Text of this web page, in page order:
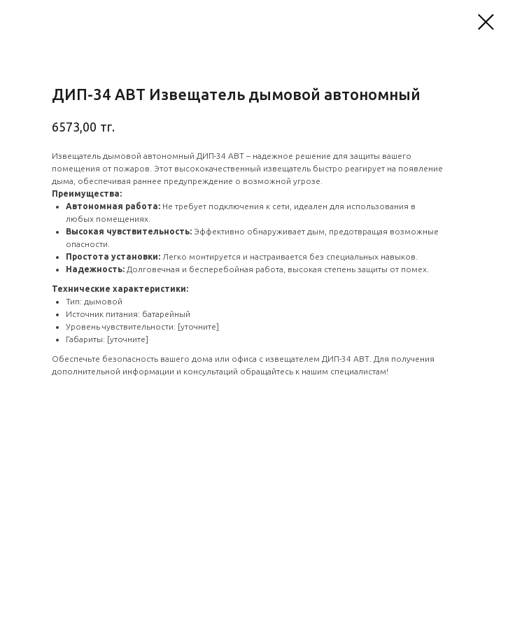
ДИП-34 АВТ Извещатель дымовой автономный
6573,00 тг.
Извещатель дымовой автономный ДИП-34 АВТ – надежное решение для защиты вашего
помещения от пожаров. Этот высококачественный извещатель быстро реагирует на появление
дыма, обеспечивая раннее предупреждение о возможной угрозе.
Преимущества:
Автономная работа: Не требует подключения к сети, идеален для использования в
любых помещениях.
Высокая чувствительность: Эффективно обнаруживает дым, предотвращая возможные
опасности.
Простота установки: Легко монтируется и настраивается без специальных навыков.
Надежность: Долговечная и бесперебойная работа, высокая степень защиты от помех.
Технические характеристики:
Тип: дымовой
Источник питания: батарейный
Уровень чувствительности: [уточните]
Габариты: [уточните]
Обеспечьте безопасность вашего дома или офиса с извещателем ДИП-34 АВТ. Для получения
дополнительной информации и консультаций обращайтесь к нашим специалистам!